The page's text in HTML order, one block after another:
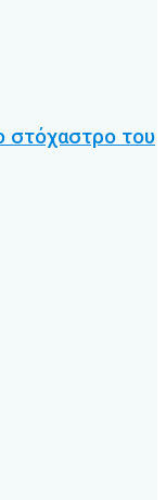
στόχαστρο του